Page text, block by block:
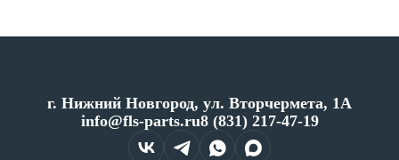
г. Нижний Новгород, ул. Вторчермета, 1А
info@fls-parts.ru8 (831) 217-47-19